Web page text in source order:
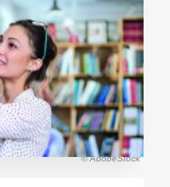
© AdobeStock